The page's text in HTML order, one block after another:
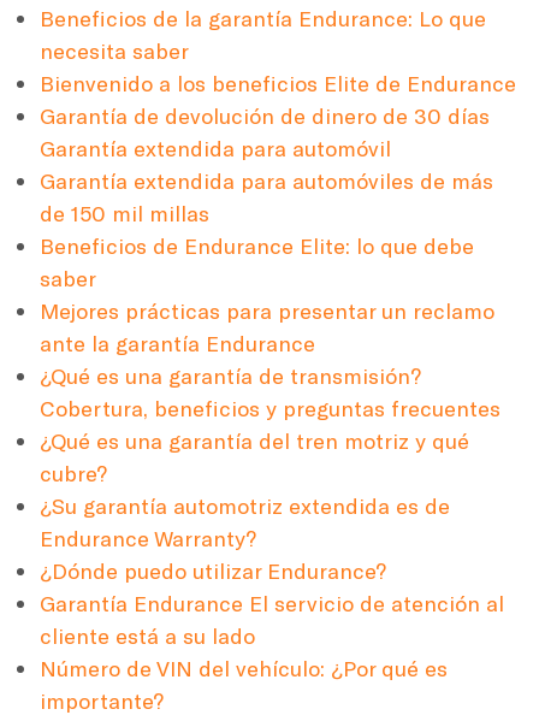
Beneficios de la garantía Endurance: Lo que
necesita saber
Bienvenido a los beneficios Elite de Endurance
Garantía de devolución de dinero de 30 días
Garantía extendida para automóvil
Garantía extendida para automóviles de más
de 150 mil millas
Beneficios de Endurance Elite: lo que debe
saber
Mejores prácticas para presentar un reclamo
ante la garantía Endurance
¿Qué es una garantía de transmisión?
Cobertura, beneficios y preguntas frecuentes
¿Qué es una garantía del tren motriz y qué
cubre?
¿Su garantía automotriz extendida es de
Endurance Warranty?
¿Dónde puedo utilizar Endurance?
Garantía Endurance El servicio de atención al
cliente está a su lado
Número de VIN del vehículo: ¿Por qué es
importante?